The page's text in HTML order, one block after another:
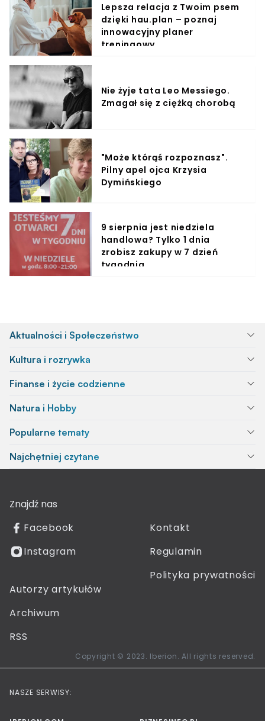
Lepsza relacja z Twoim psem
dzięki hau.plan – poznaj
innowacyjny planer
treningowy
Nie żyje tata Leo Messiego.
Zmagał się z ciężką chorobą
"Może którąś rozpoznasz".
Pilny apel ojca Krzysia
Dymińskiego
9 sierpnia jest niedziela
handlowa? Tylko 1 dnia
zrobisz zakupy w 7 dzień
tygodnia
Aktualności i Społeczeństwo
Kultura i rozrywka
Finanse i życie codzienne
Natura i Hobby
Popularne tematy
Najchętniej czytane
Znajdź nas
Facebook
Instagram
Kontakt
Regulamin
Polityka prywatności
Autorzy artykułów
Archiwum
RSS
Copyright © 2023. Iberion. All rights reserved.
NASZE SERWISY: